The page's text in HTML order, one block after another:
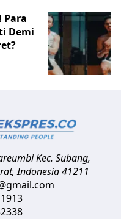
Para
Demi
Kec. Subang,
,Indonesia41211